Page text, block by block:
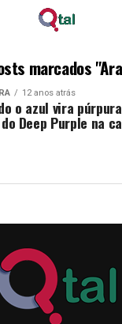
marcados
12 anos atrás
o azul vira
Deep Purple na